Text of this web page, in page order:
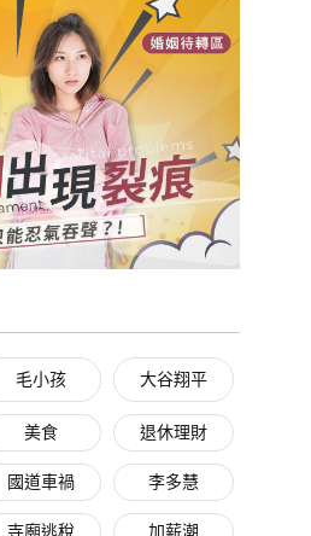
毛小孩 大谷翔平
美食 退休理財
國道車禍 李多慧
寺廟逃稅 加薪潮